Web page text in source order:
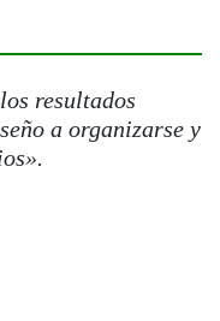
resultados
a organizarse y